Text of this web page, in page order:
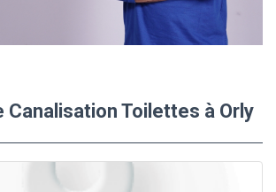
Canalisation Toilettes à Orly